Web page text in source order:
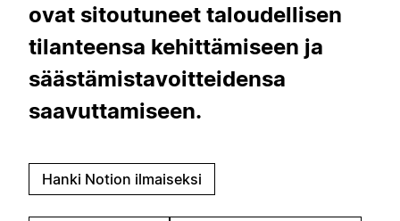
ovat sitoutuneet taloudellisen
tilanteensa kehittämiseen ja
säästämistavoitteidensa
saavuttamiseen.
Hanki Notion ilmaiseksi